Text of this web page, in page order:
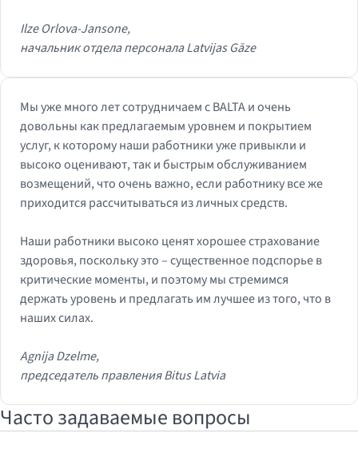
Ilze Orlova-Jansone,
начальник отдела персонала Latvijas Gāze
Мы уже много лет сотрудничаем с BALTA и очень
довольны как предлагаемым уровнем и покрытием
услуг, к которому наши работники уже привыкли и
высоко оценивают, так и быстрым обслуживанием
возмещений, что очень важно, если работнику все же
приходится рассчитываться из личных средств.
Наши работники высоко ценят хорошее страхование
здоровья, поскольку это – существенное подспорье в
критические моменты, и поэтому мы стремимся
держать уровень и предлагать им лучшее из того, что в
наших силах.
Agnija Dzelme,
председатель правления Bitus Latvia
Часто задаваемые вопросы